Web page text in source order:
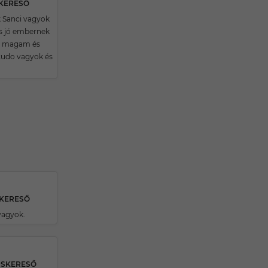
Sanci vagyok
jó embernek
és
vagyok és